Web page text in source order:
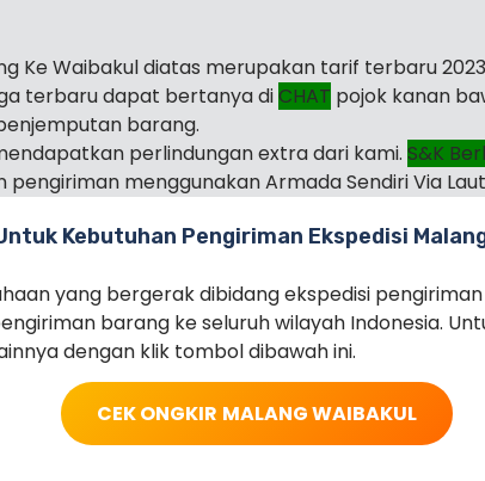
Ke Waibakul diatas merupakan tarif terbaru
terbaru dapat bertanya diCHAT pojok kanan
barang.
perlindungan extra dari kami. S&K
pengiriman menggunakan Armada Sendiri Via
Kebutuhan Pengiriman Ekspedisi
yang bergerak dibidang ekspedisi
barang ke seluruh wilayah Indonesia.
dengan klik tombol dibawah ini.
CEK ONGKIR MALANG WAIBAKUL